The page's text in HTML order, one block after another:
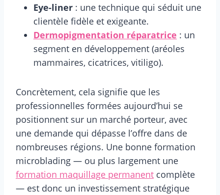
Eye-liner : une technique qui séduit une
clientèle fidèle et exigeante.
Dermopigmentation réparatrice : un
segment en développement (aréoles
mammaires, cicatrices, vitiligo).
Concrètement, cela signifie que les
professionnelles formées aujourd’hui se
positionnent sur un marché porteur, avec
une demande qui dépasse l’offre dans de
nombreuses régions. Une bonne formation
microblading — ou plus largement une
formation maquillage permanent complète
— est donc un investissement stratégique